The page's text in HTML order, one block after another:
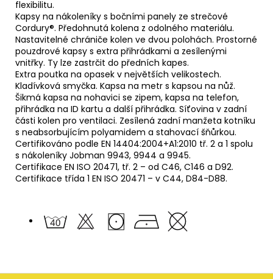
flexibilitu.
Kapsy na nákoleníky s bočními panely ze strečové
Cordury®. Předohnutá kolena z odolného materiálu.
Nastavitelné chrániče kolen ve dvou polohách. Prostorné
pouzdrové kapsy s extra přihrádkami a zesílenými
vnitřky. Ty lze zastrčit do předních kapes.
Extra poutka na opasek v největších velikostech.
Kladívková smyčka. Kapsa na metr s kapsou na nůž.
Šikmá kapsa na nohavici se zipem, kapsa na telefon,
přihrádka na ID kartu a další přihrádka. Síťovina v zadní
části kolen pro ventilaci. Zesílená zadní manžeta kotníku
s neabsorbujícím polyamidem a stahovací šňůrkou.
Certifikováno podle EN 14404:2004+A1:2010 tř. 2 a 1 spolu
s nákoleníky Jobman 9943, 9944 a 9945.
Certifikace EN ISO 20471, tř. 2 – od C46, ​​C146 a D92.
Certifikace třída 1 EN ISO 20471 – v C44, D84-D88.